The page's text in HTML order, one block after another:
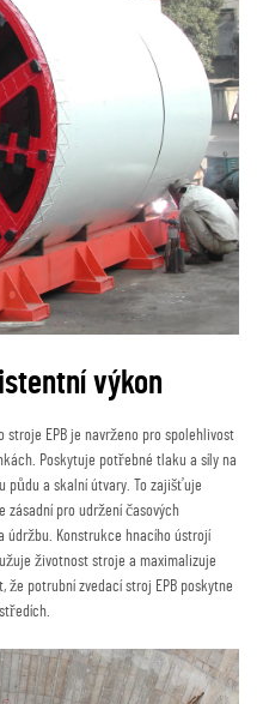
výkon
stroje EPB je navrženo pro spolehlivost
Poskytuje potřebné tlaku a síly na
půdu a skalní útvary. To zajišťuje
zásadní pro udržení časových
údržbu. Konstrukce hnacího ústrojí
životnost stroje a maximalizuje
potrubní zvedací stroj EPB poskytne